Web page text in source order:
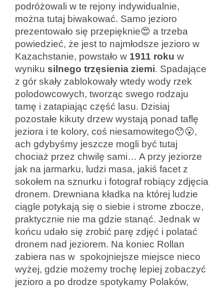
podróżowali w te rejony indywidualnie,
można tutaj biwakować. Samo jezioro
prezentowało się przepięknie😍 a trzeba
powiedzieć, że jest to najmłodsze jezioro w
Kazachstanie, powstało w 1911 roku w
wyniku silnego trzęsienia ziemi. Spadające
z gór skały zablokowały wtedy wody rzek
polodowcowych, tworząc swego rodzaju
tamę i zatapiając część lasu. Dzisiaj
pozostałe kikuty drzew wystają ponad taflę
jeziora i te kolory, coś niesamowitego😯😮,
ach gdybyśmy jeszcze mogli być tutaj
chociaż przez chwilę sami… A przy jeziorze
jak na jarmarku, ludzi masa, jakiś facet z
sokołem na sznurku i fotograf robiący zdjęcia
dronem. Drewniana kładka na której ludzie
ciągle potykają się o siebie i strome zbocze,
praktycznie nie ma gdzie stanąć. Jednak w
końcu udało się zrobić parę zdjęć i polatać
dronem nad jeziorem. Na koniec Rollan
zabiera nas w spokojniejsze miejsce nieco
wyżej, gdzie możemy trochę lepiej zobaczyć
jezioro a po drodze spotykamy Polaków,